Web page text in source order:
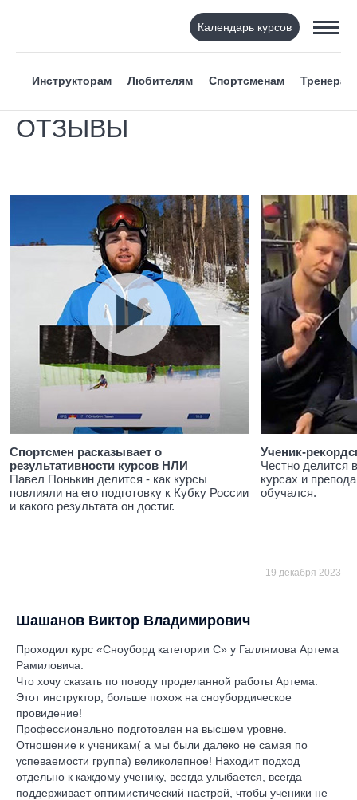
Календарь курсов
Инструкторам Любителям Спортсменам Тренерам
ОТЗЫВЫ
Спортсмен расказывает о
результативности курсов НЛИ
Павел Понькин делится - как курсы
повлияли на его подготовку к Кубку России
и какого результата он достиг.
Ученик-
Честно делится
курсах и
обучался.
19 декабря 2023
Шашанов Виктор Владимирович
Проходил курс «Сноуборд категории С» у Галлямова Артема
Рамиловича.
Что хочу сказать по поводу проделанной работы Артема:
Этот инструктор, больше похож на сноубордическое
провидение!
Профессионально подготовлен на высшем уровне.
Отношение к ученикам( а мы были далеко не самая по
успеваемости группа) великолепное! Находит подход
отдельно к каждому ученику, всегда улыбается, всегда
поддерживает оптимистический настрой, чтобы ученики не